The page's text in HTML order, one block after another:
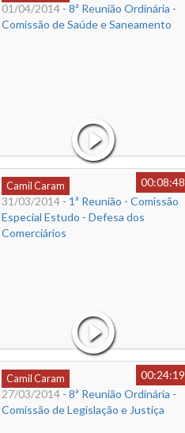
01/04/2014 - 8ª Reunião Ordinária -
Comissão de Saúde e Saneamento
Camil Caram
00:08:48
31/03/2014 - 1ª Reunião - Comissão
Especial Estudo - Defesa dos
Comerciários
Camil Caram
00:24:19
27/03/2014 - 8ª Reunião Ordinária -
Comissão de Legislação e Justiça